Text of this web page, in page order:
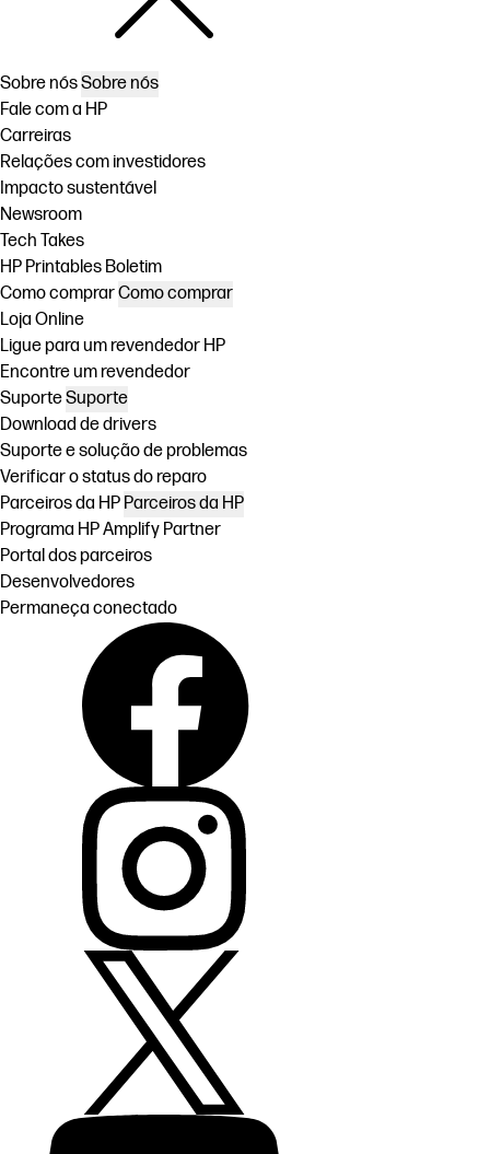
Sobre nósSobre nós
Fale com a HP
Carreiras
Relações com investidores
Impacto sustentável
Newsroom
Tech Takes
HP Printables Boletim
Como comprarComo comprar
Loja Online
Ligue para um revendedor HP
Encontre um revendedor
SuporteSuporte
Download de drivers
Suporte e solução de problemas
Verificar o status do reparo
Parceiros da HP Parceiros da HP
Programa HP Amplify Partner
Portal dos parceiros
Desenvolvedores
Permaneça conectado